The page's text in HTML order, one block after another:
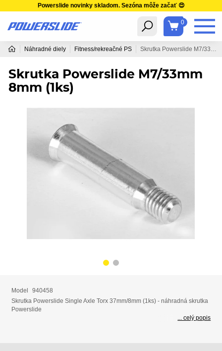
Powerslide novinky skladom. Sezóna môže začať 😍
0
Náhradné diely Fitness/rekreačné PS
Skrutka Powerslide M7/33mm
8mm (1ks)
Model
940458
Skrutka Powerslide Single Axle Torx 37mm/8mm (1ks) - náhradná skrutka
Powerslide
... celý popis